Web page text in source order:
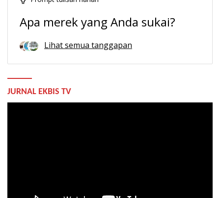
Apa merek yang Anda sukai?
Lihat semua tanggapan
JURNAL EKBIS TV